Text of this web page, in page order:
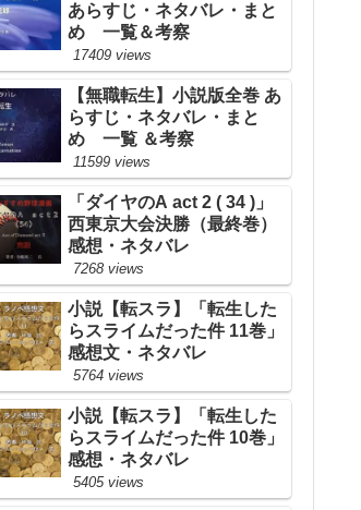
あらすじ・ネタバレ・まと
め 一覧＆考察
17409 views
【無職転生】小説版全巻 あ
らすじ・ネタバレ・まと
め 一覧 ＆考察
11599 views
「ダイヤのA act 2 ( 34 )」
西東京大会決勝（最終巻）
感想・ネタバレ
7268 views
小説【転スラ】「転生した
らスライムだった件 11巻」
感想文・ネタバレ
5764 views
小説【転スラ】「転生した
らスライムだった件 10巻」
感想・ネタバレ
5405 views